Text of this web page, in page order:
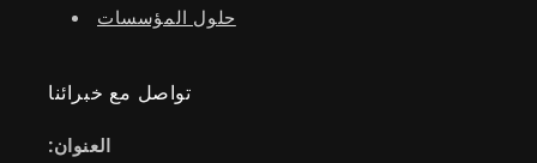
حلول المؤسسات
تواصل مع خبرائنا
العنوان: